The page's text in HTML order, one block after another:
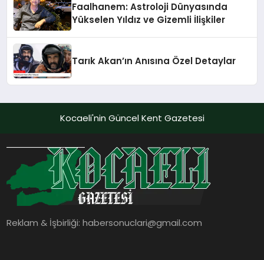
Faalhanem: Astroloji Dünyasında
Yükselen Yıldız ve Gizemli İlişkiler
Tarık Akan’ın Anısına Özel Detaylar
Kocaeli'nin Güncel Kent Gazetesi
Reklam & İşbirliği:habersonuclari@gmail.com